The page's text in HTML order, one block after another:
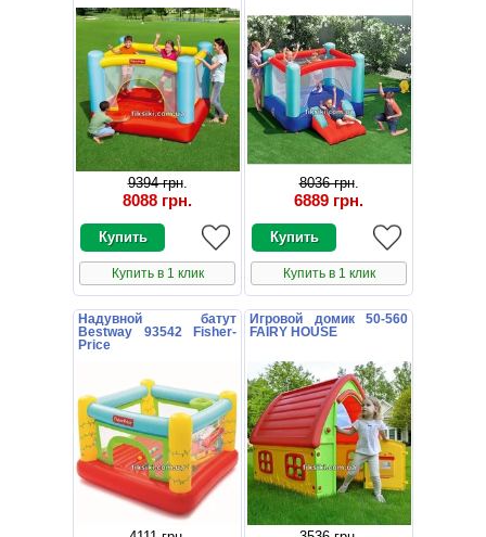
9394 грн.
8088 грн.
Купить в 1 клик
8036 грн.
6889 грн.
Купить в 1 клик
Надувной батут
Bestway 93542 Fisher-
Price
Игровой домик 50-560
FAIRY HOUSE